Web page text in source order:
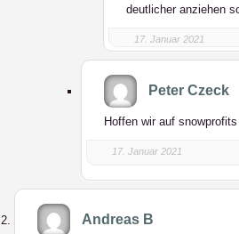
deutlicher anziehen
17. Januar 2021
Peter Czeck
Hoffen wir auf snowprofits
17. Januar 2021
Andreas B